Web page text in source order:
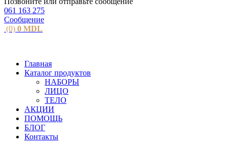
061 163 275
Сообщение
(0) 0 MDL
Главная
Каталог продуктов
НАБОРЫ
ЛИЦО
ТЕЛО
АКЦИИ
ПОМОЩЬ
БЛОГ
Контакты